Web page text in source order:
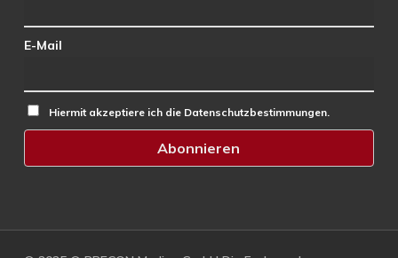
E-Mail
Hiermit akzeptiere ich die Datenschutzbestimmungen.